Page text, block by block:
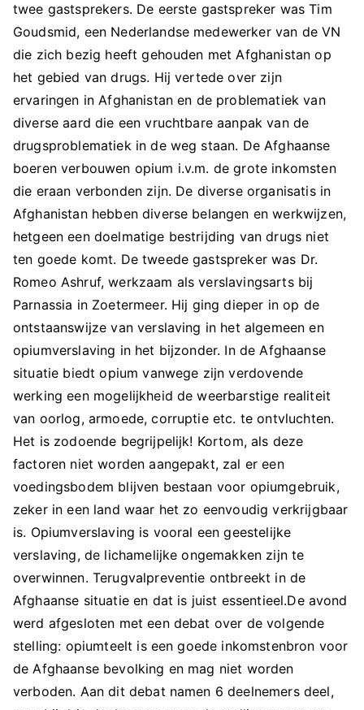
twee gastsprekers. De eerste gastspreker was Tim
Goudsmid, een Nederlandse medewerker van de VN
die zich bezig heeft gehouden met Afghanistan op
het gebied van drugs. Hij vertede over zijn
ervaringen in Afghanistan en de problematiek van
diverse aard die een vruchtbare aanpak van de
drugsproblematiek in de weg staan. De Afghaanse
boeren verbouwen opium i.v.m. de grote inkomsten
die eraan verbonden zijn. De diverse organisatis in
Afghanistan hebben diverse belangen en werkwijzen,
hetgeen een doelmatige bestrijding van drugs niet
ten goede komt. De tweede gastspreker was Dr.
Romeo Ashruf, werkzaam als verslavingsarts bij
Parnassia in Zoetermeer. Hij ging dieper in op de
ontstaanswijze van verslaving in het algemeen en
opiumverslaving in het bijzonder. In de Afghaanse
situatie biedt opium vanwege zijn verdovende
werking een mogelijkheid de weerbarstige realiteit
van oorlog, armoede, corruptie etc. te ontvluchten.
Het is zodoende begrijpelijk! Kortom, als deze
factoren niet worden aangepakt, zal er een
voedingsbodem blijven bestaan voor opiumgebruik,
zeker in een land waar het zo eenvoudig verkrijgbaar
is. Opiumverslaving is vooral een geestelijke
verslaving, de lichamelijke ongemakken zijn te
overwinnen. Terugvalpreventie ontbreekt in de
Afghaanse situatie en dat is juist essentieel.De avond
werd afgesloten met een debat over de volgende
stelling: opiumteelt is een goede inkomstenbron voor
de Afghaanse bevolking en mag niet worden
verboden. Aan dit debat namen 6 deelnemers deel,